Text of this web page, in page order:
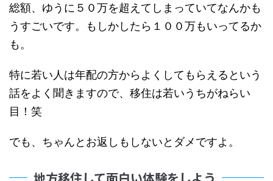
総額、ゆうに５０万を超えてしまっていてなんかも
うすごいです。もしかしたら１００万もいってるか
も。
特に若い人は年配の方からよくしてもらえるという
話をよく聞きますので、移住は若いうちがねらい
目！笑
でも、ちゃんとお返しもしないとダメですよ。
地方移住して面白い体験をしよう